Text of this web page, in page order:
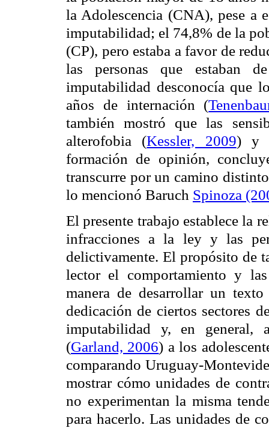
la Adolescencia (CNA), pese a
imputabilidad; el 74,8% de la
(CP), pero estaba a favor de
las personas que estaban
imputabilidad desconocía que
años de internación (
también mostró que las
alterofobia (Kessler, 2009) y
formación de opinión,
transcurre por un camino
lo mencionó Baruch Spinoza
El presente trabajo establece la
infracciones a la ley y las
delictivamente. El propósito de
lector el comportamiento y
manera de desarrollar un
dedicación de ciertos sectores
imputabilidad y, en general,
(Garland, 2006) a los
comparando Uruguay-
mostrar cómo unidades de
no experimentan la misma
para hacerlo. Las unidades de